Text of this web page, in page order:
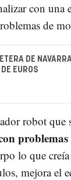
con una
de
DE
EUROS
robot que
lo que
mejora el